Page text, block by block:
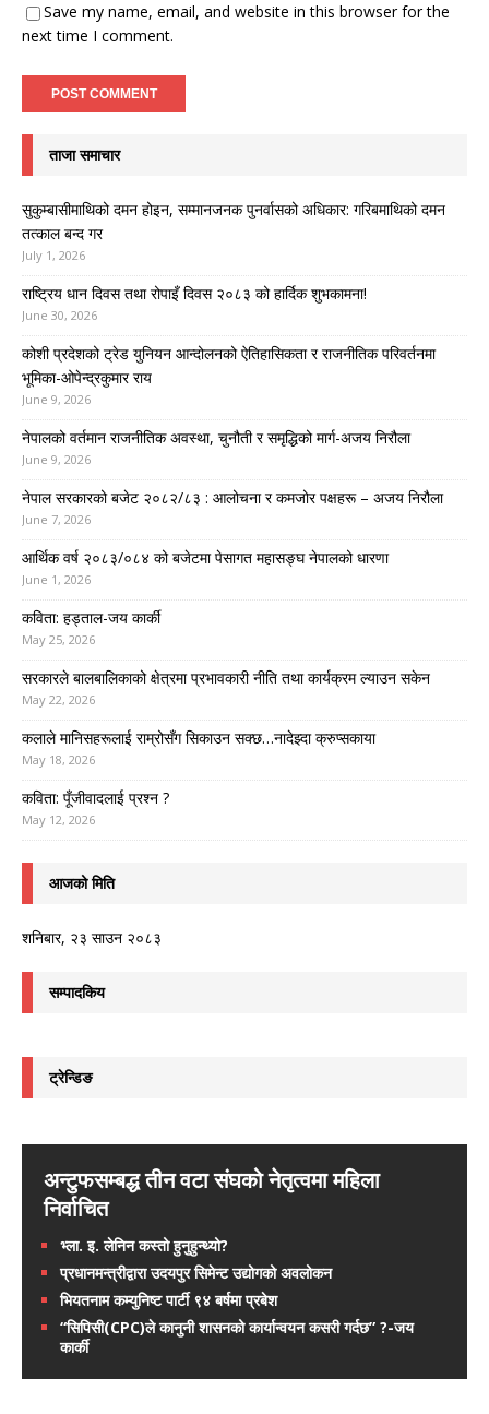
Save my name, email, and website in this browser for the
next time I comment.
ताजा समाचार
सुकुम्बासीमाथिको दमन होइन, सम्मानजनक पुनर्वासको अधिकार: गरिबमाथिको दमन
तत्काल बन्द गर
July 1, 2026
राष्ट्रिय धान दिवस तथा रोपाइँ दिवस २०८३ को हार्दिक शुभकामना!
June 30, 2026
कोशी प्रदेशको ट्रेड युनियन आन्दोलनको ऐतिहासिकता र राजनीतिक परिवर्तनमा
भूमिका-ओपेन्द्रकुमार राय
June 9, 2026
नेपालको वर्तमान राजनीतिक अवस्था, चुनौती र समृद्धिको मार्ग-अजय निरौला
June 9, 2026
नेपाल सरकारको बजेट २०८२/८३ : आलोचना र कमजोर पक्षहरू – अजय निरौला
June 7, 2026
आर्थिक वर्ष २०८३/०८४ को बजेटमा पेसागत महासङ्घ नेपालको धारणा
June 1, 2026
कविता: हड्ताल-जय कार्की
May 25, 2026
सरकारले बालबालिकाको क्षेत्रमा प्रभावकारी नीति तथा कार्यक्रम ल्याउन सकेन
May 22, 2026
कलाले मानिसहरूलाई राम्रोसँग सिकाउन सक्छ…नादेझ्दा क्रुप्सकाया
May 18, 2026
कविता: पूँजीवादलाई प्रश्न ?
May 12, 2026
आजको मिति
शनिबार, २३ साउन २०८३
सम्पादकिय
ट्रेन्डिङ
अन्टुफसम्बद्ध तीन वटा संघको नेतृत्वमा महिला
निर्वाचित
भ्ला. इ. लेनिन कस्तो हुनुहुन्थ्यो?
प्रधानमन्त्रीद्वारा उदयपुर सिमेन्ट उद्योगको अवलोकन
भियतनाम कम्युनिष्ट पार्टी ९४ बर्षमा प्रबेश
“सिपिसी(CPC)ले कानुनी शासनको कार्यान्वयन कसरी गर्दछ” ?-जय
कार्की